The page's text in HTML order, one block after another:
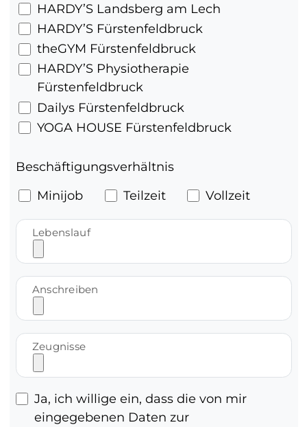
HARDY’S Landsberg am Lech
HARDY’S Fürstenfeldbruck
theGYM Fürstenfeldbruck
HARDY’S Physiotherapie
Fürstenfeldbruck
Dailys Fürstenfeldbruck
YOGA HOUSE Fürstenfeldbruck
Beschäftigungsverhältnis
Minijob
Teilzeit Vollzeit
Lebenslauf
Anschreiben
Zeugnisse
Ja, ich willige ein, dass die von mir
eingegebenen Daten zur